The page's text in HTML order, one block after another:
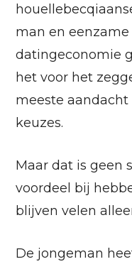
man en
datingeconomie
het voor het
meeste
keuzes.
Maar dat is geen
voordeel bij
blijven velen
De jongeman